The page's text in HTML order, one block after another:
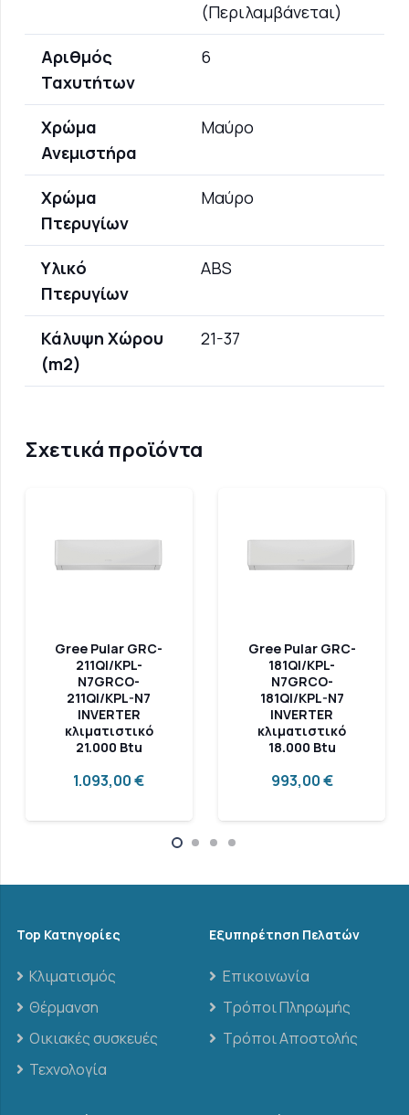
(Περιλαμβάνεται)
Αριθμός
Ταχυτήτων
6
Χρώμα
Ανεμιστήρα
Μαύρο
Χρώμα
Πτερυγίων
Μαύρο
Υλικό
Πτερυγίων
ABS
Κάλυψη Χώρου
(m2)
21-37
Σχετικά προϊόντα
Gree Pular GRC-
211QI/KPL-
N7GRCO-
211QI/KPL-N7
INVERTER
κλιματιστικό
21.000 Btu
1.093,00€
Gree Pular GRC-
181QI/KPL-
N7GRCO-
181QI/KPL-N7
INVERTER
κλιματιστικό
18.000 Btu
993,00€
Top Κατηγορίες
Κλιματισμός
Θέρμανση
Οικιακές συσκευές
Τεχνολογία
Εξυπηρέτηση Πελατών
Επικοινωνία
Τρόποι Πληρωμής
Τρόποι Αποστολής